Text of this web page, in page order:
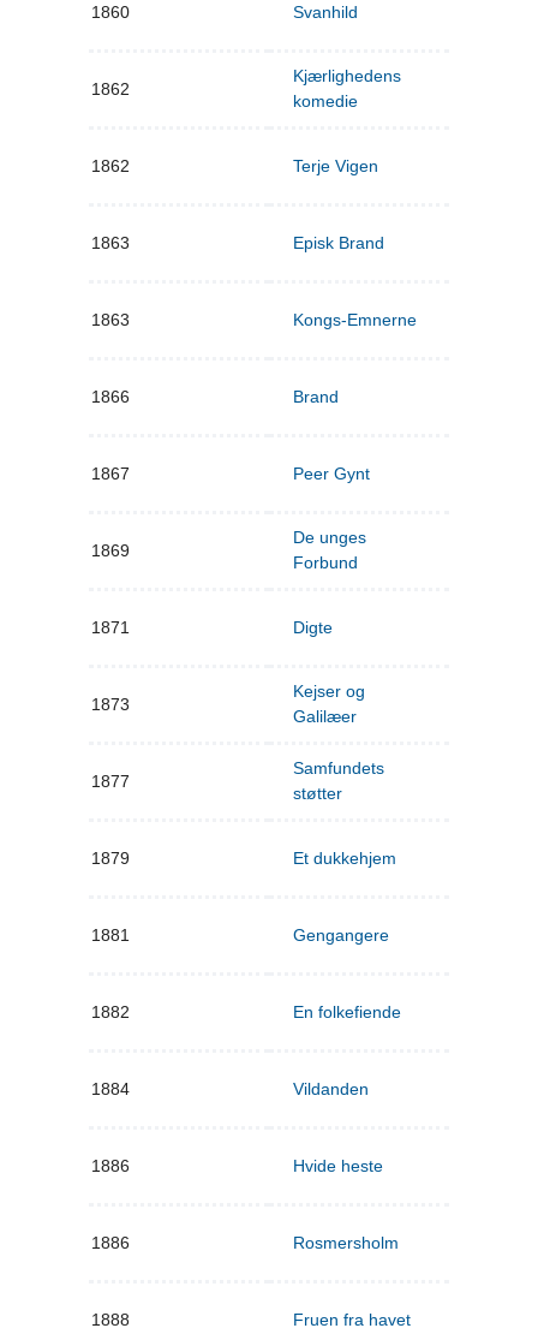
1860 Svanhild
1862
Kjærlighedens
komedie
1862 Terje Vigen
1863 Episk Brand
1863 Kongs-Emnerne
1866 Brand
1867 Peer Gynt
1869
De unges
Forbund
1871 Digte
1873
Kejser og
Galilæer
1877
Samfundets
støtter
1879 Et dukkehjem
1881 Gengangere
1882 En folkefiende
1884 Vildanden
1886 Hvide heste
1886 Rosmersholm
1888 Fruen fra havet